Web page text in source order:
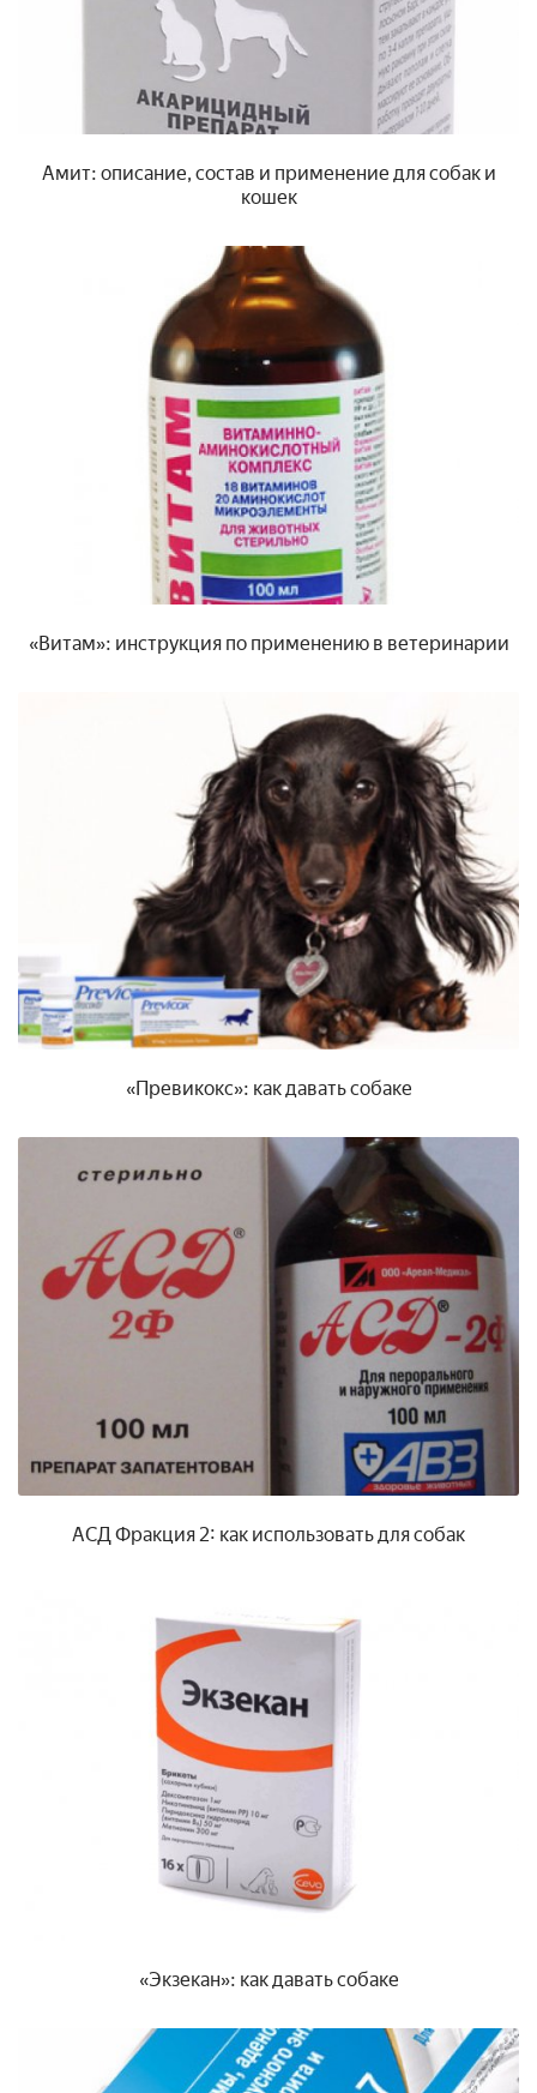
Амит: описание, состав и применение для собак и
кошек
«Витам»: инструкция по применению в ветеринарии
«Превикокс»: как давать собаке
АСД Фракция 2: как использовать для собак
«Экзекан»: как давать собаке